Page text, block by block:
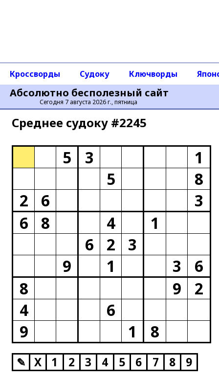
Абсолютно бесполезный сайт
Сегодня 7 августа 2026 г., пятница
Кроссворды Судоку Ключворды
Среднее cудоку #2245
5 3
1
5
8
2
6
3
6
8 4
1
6
2
3
9
1 3
6
8
9
2
4
6
9
1 8
✎ X 1 2 3 4 5 6 7 8 9